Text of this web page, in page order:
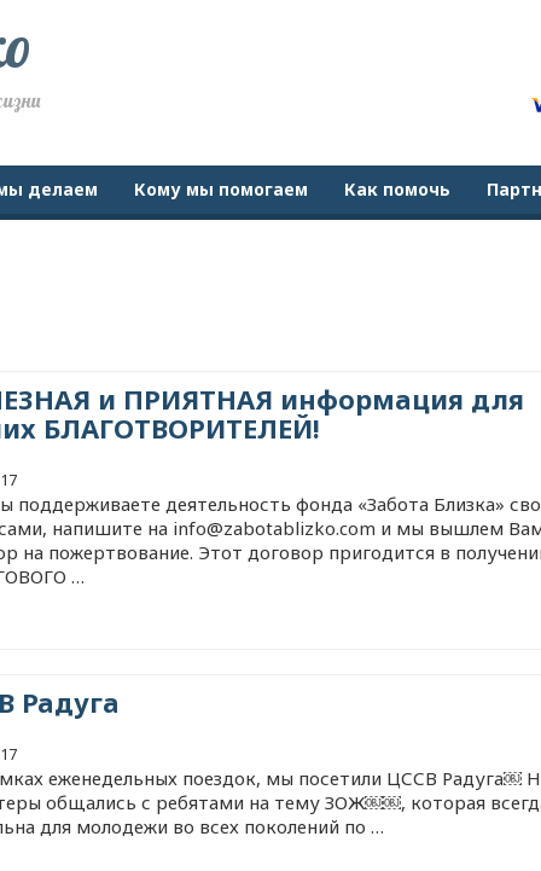
делаем Кому мы помогаем Как помочь
и ПРИЯТНАЯ информация для
БЛАГОТВОРИТЕЛЕЙ!
поддерживаете деятельность фонда «Забота Близка»
напишите на info@zabotablizko.com и мы вышлем
на пожертвование. Этот договор пригодится в
…
Радуга
еженедельных поездок, мы посетили ЦССВ Радуга￼
общались с ребятами на тему ЗОЖ￼￼, которая
для молодежи во всех поколений по …